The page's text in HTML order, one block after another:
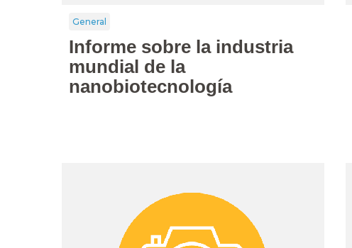
General
Informe sobre la industria
mundial de la
nanobiotecnología